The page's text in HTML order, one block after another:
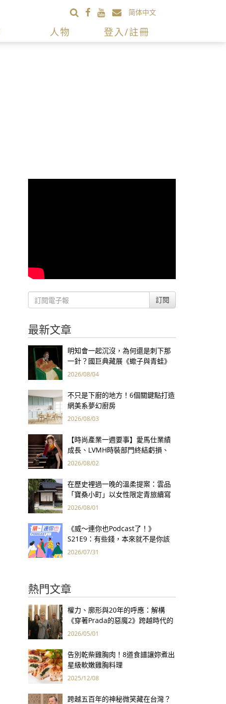
简体中文
人物 登入/註冊
訂閱
最新文章
明知會一起沉沒，為何還是刺下那
一針？國巨典藏展《蠍子與青蛙》
用66件名作拷問人性
2026/08/04
不只是下廚的地方！6個關鍵點打造
網美系夢幻廚房
2026/08/03
【時尚產業一週要事】愛馬仕業績
成長、LVMH時裝部門終結虧損、
Kering轉型策略初現成效、Prada
2026/08/02
在歷史裡過一晚的溫柔提案：雲品
「寶桑小町」以女性限定青旅續寫
台東老屋記憶
2026/08/01
《威～連你也Podcast了！》
S21E9：有些錢，本來就不是你該
賺的——讀《一個投機者的告白》
2026/07/31
熱門文章
權力、廓形與20年的呼應：解構
《穿著Prada的惡魔2》跨越時代的
衣櫥哲學
2026/05/01
告別乾柴雞胸肉！8道食譜讓妳煮出
星級軟嫩雞胸料理
2025/12/08
跨越五百年的神秘微笑藏在台灣？